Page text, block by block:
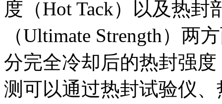
度（Hot Tack）以及热
（Ultimate Strength）两
分完全冷却后的热封强度
测可以通过热封试验仪